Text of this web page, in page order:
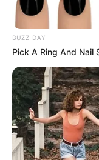
BUZZ DAY
Pick A Ring And Nail